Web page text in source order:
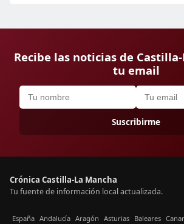
Recibe las noticias de
tu email
Suscribirme
Crónica Castilla-La Mancha
Tu fuente de información local actualizada.
España Andalucía Aragón Asturias Baleares